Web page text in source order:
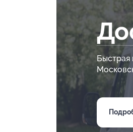
Быстрая